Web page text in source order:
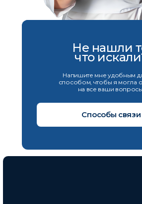
Способы связи
Напишите мне удобным
способом, чтобы я могла
на все ваши
Не нашли
что